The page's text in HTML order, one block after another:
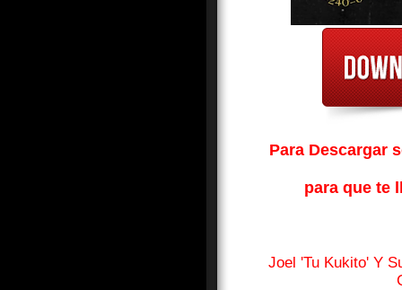
Para Descargar
para que te
Joel 'Tu Kukito' Y